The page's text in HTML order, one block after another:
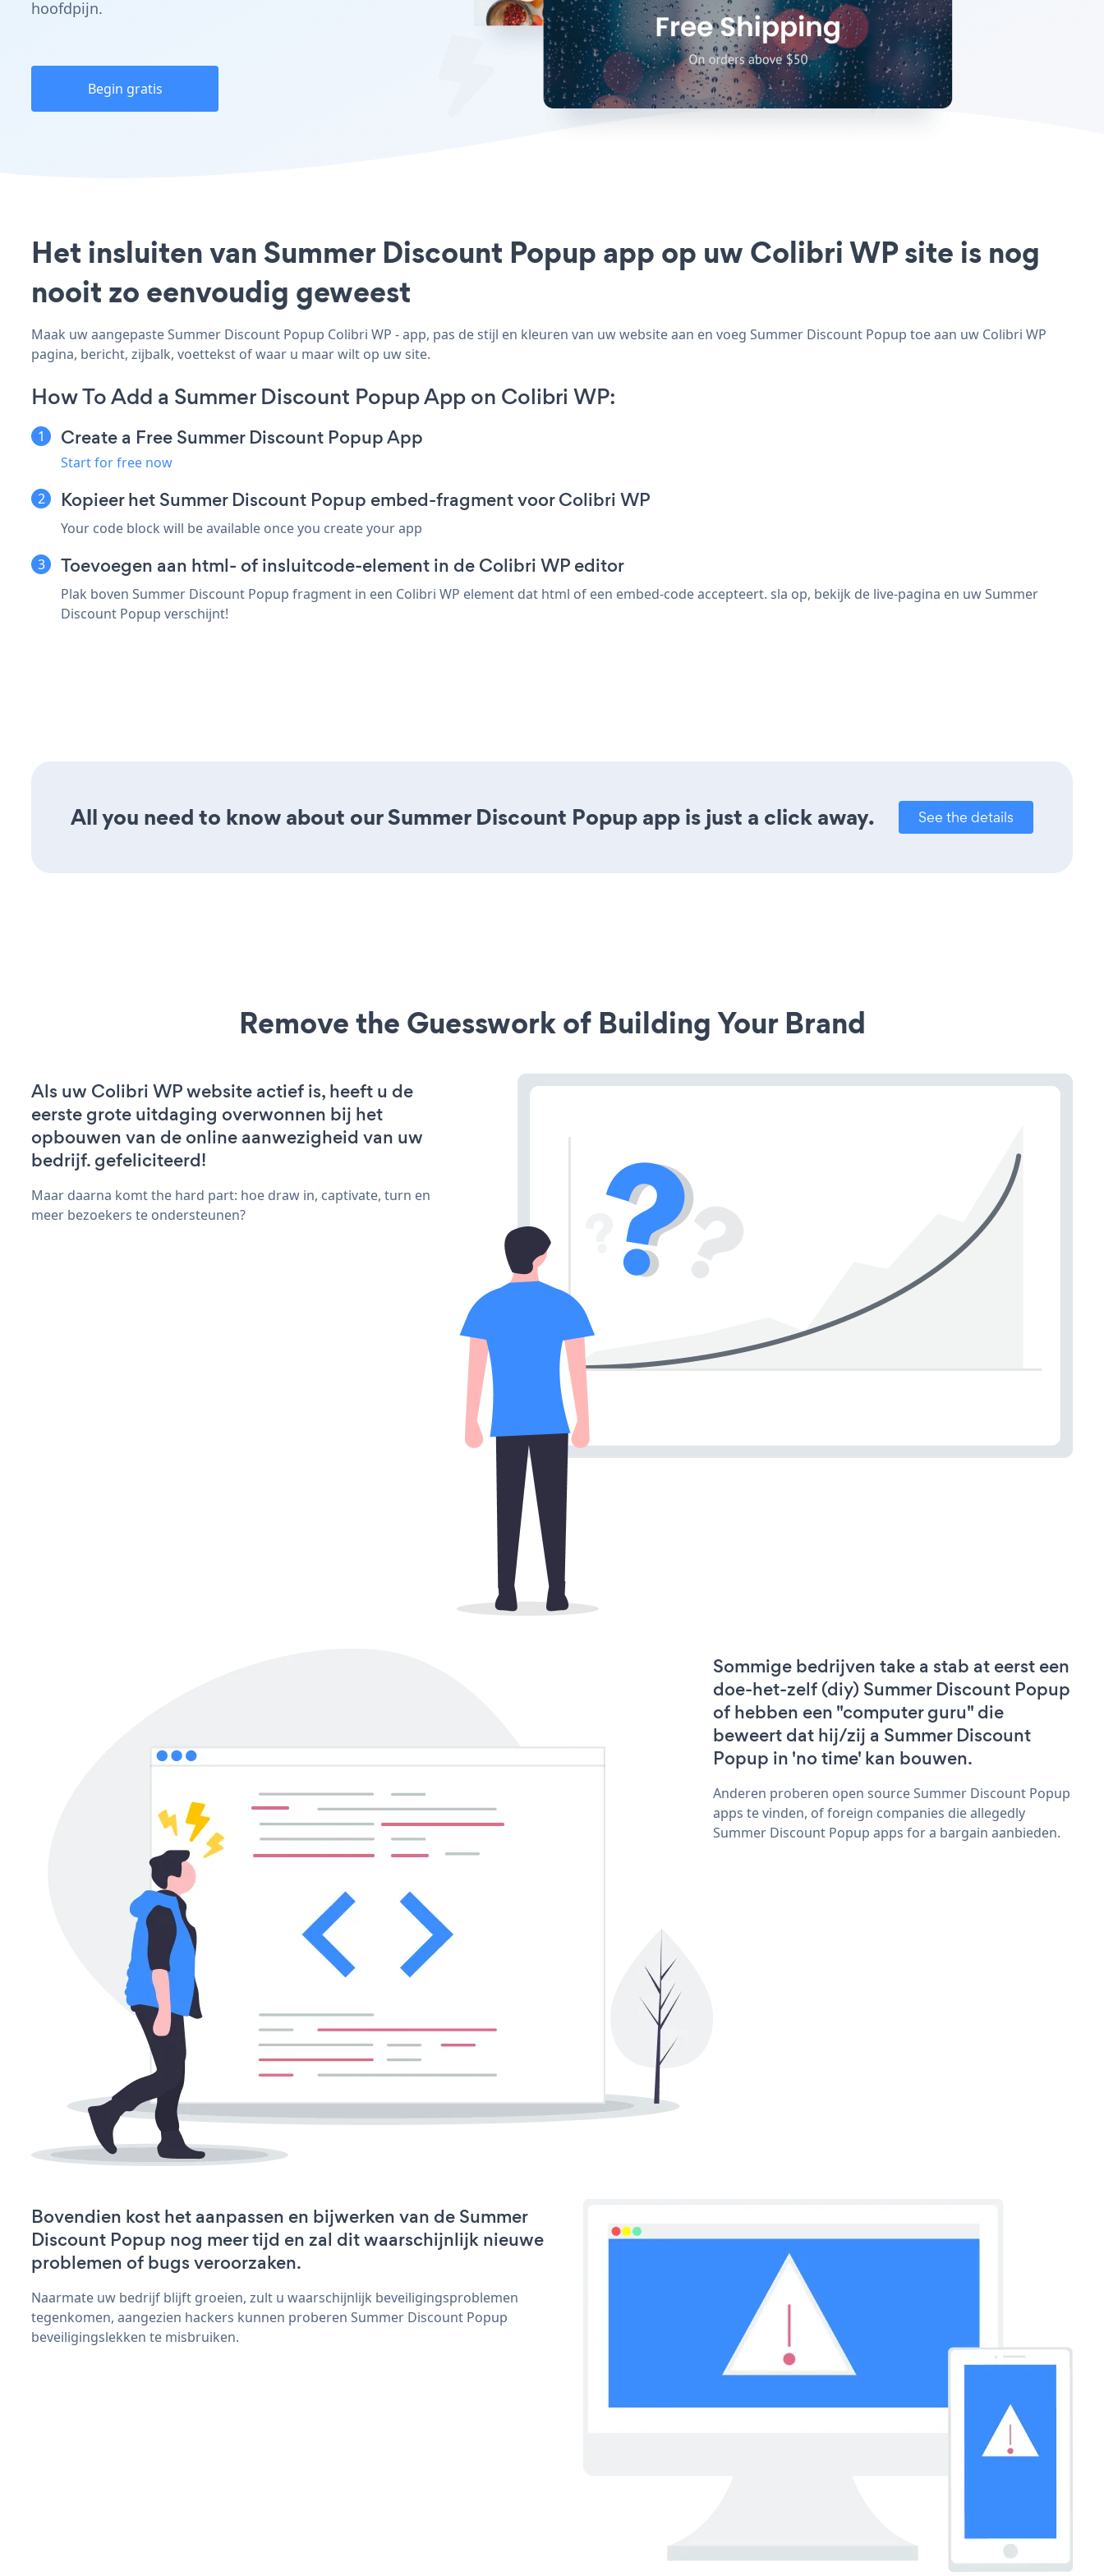
hoofdpijn.
Begin gratis
Het insluiten van Summer Discount Popup app op uw Colibri WP site is nog
nooit zo eenvoudig geweest
Maak uw aangepaste Summer Discount Popup Colibri WP - app, pas de stijl en kleuren van uw website aan en voeg Summer Discount Popup toe aan uw Colibri WP
pagina, bericht, zijbalk, voettekst of waar u maar wilt op uw site.
How To Add a Summer Discount Popup App on Colibri WP:
Create a Free Summer Discount Popup App
Start for free now
Kopieer het Summer Discount Popup embed-fragment voor Colibri WP
Your code block will be available once you create your app
Toevoegen aan html- of insluitcode-element in de Colibri WP editor
Plak boven Summer Discount Popup fragment in een Colibri WP element dat html of een embed-code accepteert. sla op, bekijk de live-pagina en uw Summer
Discount Popup verschijnt!
All you need to know about our Summer Discount Popup app is just a click away. See the details
Remove the Guesswork of Building Your Brand
Als uw Colibri WP website actief is, heeft u de
eerste grote uitdaging overwonnen bij het
opbouwen van de online aanwezigheid van uw
bedrijf. gefeliciteerd!
Maar daarna komt the hard part: hoe draw in, captivate, turn en
meer bezoekers te ondersteunen?
Sommige bedrijven take a stab at eerst een
doe-het-zelf (diy) Summer Discount Popup
of hebben een "computer guru" die
beweert dat hij/zij a Summer Discount
Popup in 'no time' kan bouwen.
Anderen proberen open source Summer Discount Popup
apps te vinden, of foreign companies die allegedly
Summer Discount Popup apps for a bargain aanbieden.
Bovendien kost het aanpassen en bijwerken van de Summer
Discount Popup nog meer tijd en zal dit waarschijnlijk nieuwe
problemen of bugs veroorzaken.
Naarmate uw bedrijf blijft groeien, zult u waarschijnlijk beveiligingsproblemen
tegenkomen, aangezien hackers kunnen proberen Summer Discount Popup
beveiligingslekken te misbruiken.